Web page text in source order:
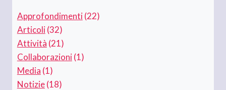
Approfondimenti(22)
Articoli(32)
Attività (21)
Collaborazioni(1)
Media (1)
Notizie(18)